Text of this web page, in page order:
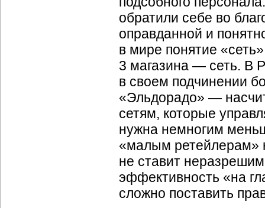
обратили себе во
оправданной и
в мире понятие
3 магазина — сеть. В
в своем подчинении
«Эльдорадо» —
сетям, которые
нужна немногим
«малым
не ставит
эффективность «на
сложно поставить